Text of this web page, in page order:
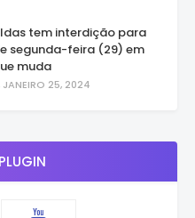
tem interdição para
segunda-feira (29) em
muda
JANEIRO 25, 2024